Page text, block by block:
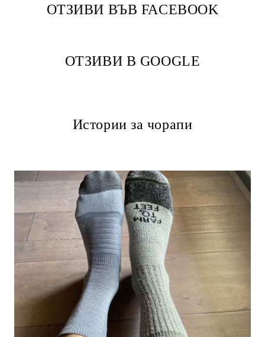
ОТЗИВИ ВЪВ FACEBOOK
ОТЗИВИ В GOOGLE
Истории за чорапи